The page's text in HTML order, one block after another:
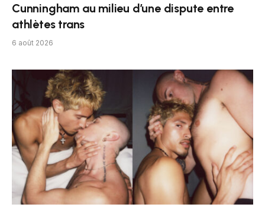
Cunningham au milieu d’une dispute entre
athlètes trans
6 août 2026